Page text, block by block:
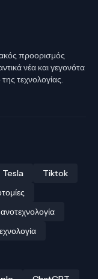
προορισμός
νέα και γεγονότα
της τεχνολογίας.
Tesla
Tiktok